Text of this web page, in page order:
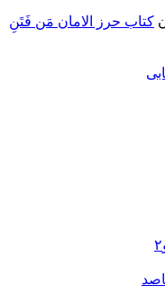
کتاب حرز الامان مَن فَتَنِ